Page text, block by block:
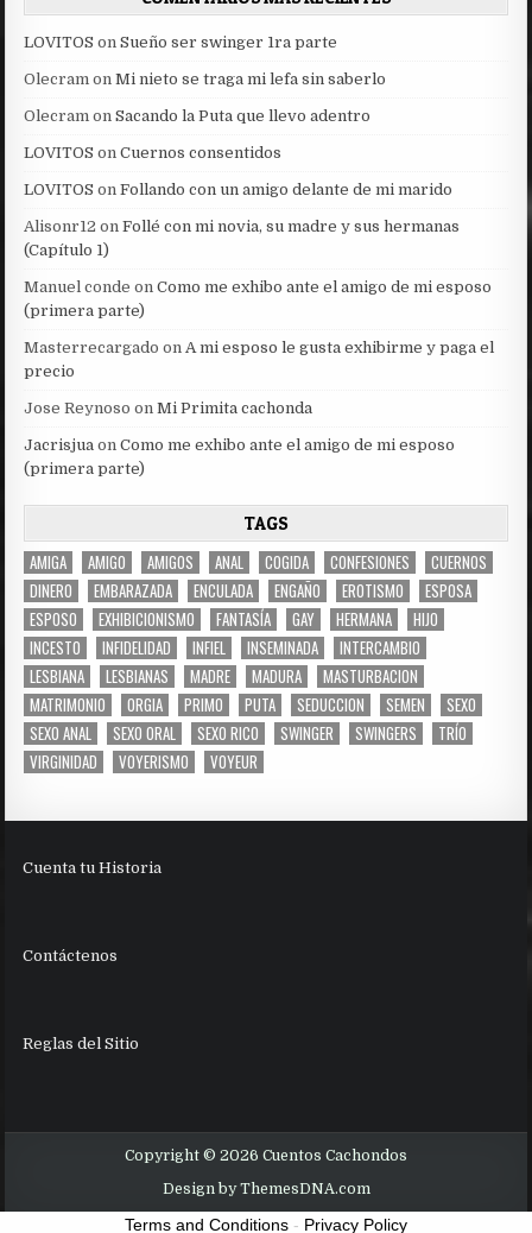
LOVITOS onSueño ser swinger 1ra parte
Olecram onMi nieto se traga mi lefa sin saberlo
Olecram onSacando la Puta que llevo adentro
LOVITOS onCuernos consentidos
LOVITOS onFollando con un amigo delante de mi marido
Alisonr12 onFollé con mi novia, su madre y sus hermanas
(Capítulo 1)
Manuel conde onComo me exhibo ante el amigo de mi esposo
(primera parte)
Masterrecargado onA mi esposo le gusta exhibirme y paga el
precio
Jose Reynoso onMi Primita cachonda
Jacrisjua onComo me exhibo ante el amigo de mi esposo
(primera parte)
TAGS
AMIGA AMIGO AMIGOS ANAL COGIDA CONFESIONES
CUERNOS
DINERO
EMBARAZADA ENCULADA ENGAÑO EROTISMO
ESPOSA
ESPOSO
EXHIBICIONISMO FANTASÍA GAY HERMANA
HIJO
INCESTO
INFIDELIDAD INFIEL INSEMINADA
INTERCAMBIO
LESBIANA
LESBIANAS MADRE MADURA
MASTURBACION
MATRIMONIO
ORGIA PRIMO PUTA SEDUCCION SEMEN
SEXO
SEXO ANAL
SEXO ORAL SEXO RICO SWINGER SWINGERS
TRÍO
VIRGINIDAD
VOYERISMO VOYEUR
Cuenta tu Historia
Contáctenos
Reglas del Sitio
Copyright © 2026 Cuentos Cachondos
Design by ThemesDNA.com
Terms and Conditions - Privacy Policy